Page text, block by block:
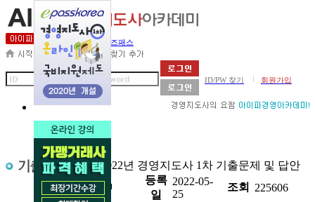
세무사아카데미 | 비즈패스
ID/PW 찾기 회원가입
제목 2022년 경영지도사 1차 기출문제 및 답안
첨부
등록
일
2022-05-
25
조회 225606